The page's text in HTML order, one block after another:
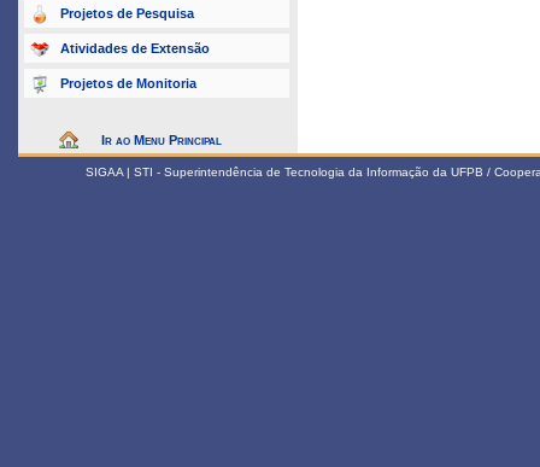
Projetos de Pesquisa
Atividades de Extensão
Projetos de Monitoria
Ir ao Menu Principal
SIGAA | STI - Superintendência de Tecnologia da Informação da UFPB /